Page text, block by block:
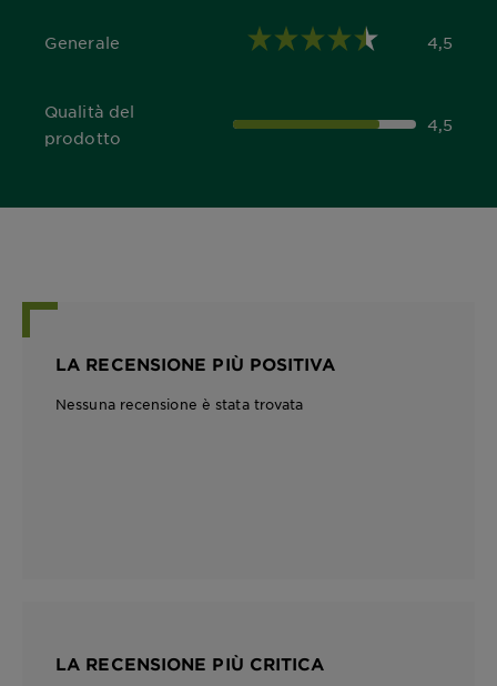
Generale
4,5 out of 5 stars 4,5
Qualità del
prodotto
4,5 out of 5 stars 4,5
LA RECENSIONE PIÙ POSITIVA
Nessuna recensione è stata trovata
LA RECENSIONE PIÙ CRITICA